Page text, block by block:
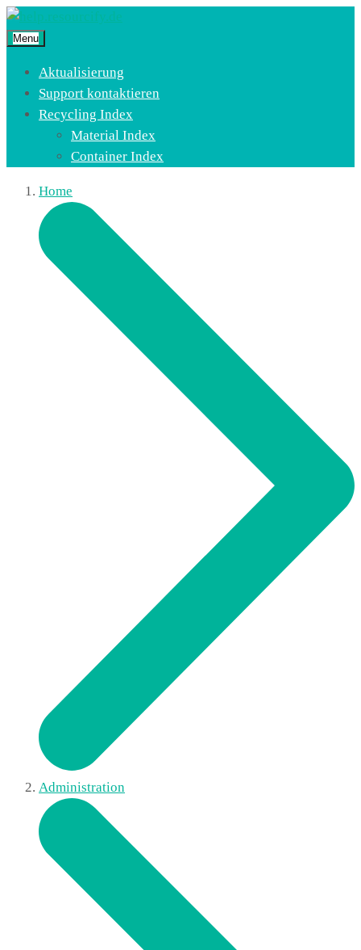
Menu
Aktualisierung
Support kontaktieren
Recycling Index
Material Index
Container Index
Home
Administration